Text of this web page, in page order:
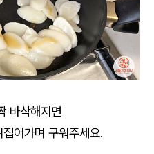
바삭해지면
어가며 구워주세요.